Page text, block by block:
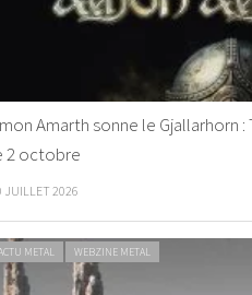
Amarth sonne le Gjallarhorn
2 octobre
JUILLET 2026
METAL WEBZINE METAL